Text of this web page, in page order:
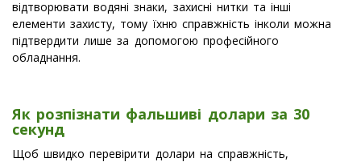
відтворювати водяні знаки, захисні нитки та інші
елементи захисту, тому їхню справжність інколи можна
підтвердити лише за допомогою професійного
обладнання.
Як розпізнати фальшиві долари за 30
секунд
Щоб швидко перевірити долари на справжність,